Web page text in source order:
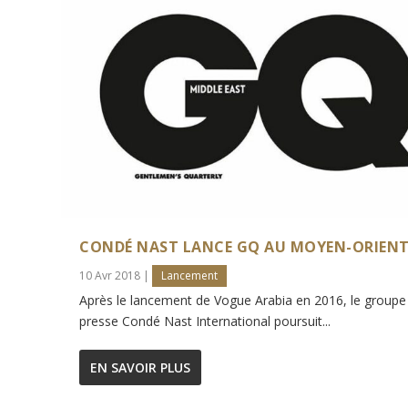
CONDÉ NAST LANCE GQ AU MOYEN-ORIENT
10 Avr 2018 | Lancement
Après le lancement de Vogue Arabia en 2016, le
presse Condé Nast International poursuit...
EN SAVOIR PLUS